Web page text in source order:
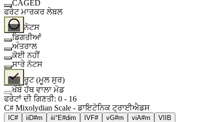
CAGED
ਫਰੇਟ ਮਾਰਕਰ ਲੇਬਲ
ਨੋਟਸ
ਡਿਗਰੀਆਂ
ਅੰਤਰਾਲ
ਕੋਈ ਨਹੀਂ
ਸਾਰੇ ਨੋਟਸ
ਰੂਟ (ਮੂਲ ਸੁਰ)
ਖੱਬੇ ਹੱਥ ਵਾਲਾ ਮੋਡ
ਫਰੇਟਾਂ ਦੀ ਗਿਣਤੀ: 0 - 16
C# Mixolydian Scale - ਡਾਇਟੋਨਿਕ ਟ੍ਰਾਈਐਡਸ
C# ii D#m iii°E#dim IVF# vG#m viA#m VII B